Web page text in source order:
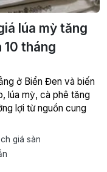
lúa mỳ tăng
tháng
ở Biển Đen và biến
lúa mỳ, cà phê tăng
lợi từ nguồn cung
giá sàn